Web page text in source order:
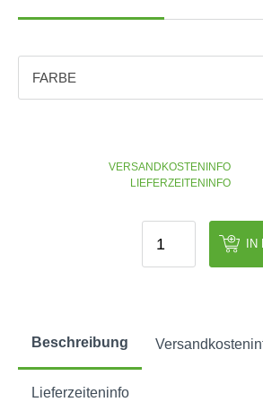
SHAFTS
ACCESSOIRES
MONTAGE
GOLFSCHLÄGER
TROLLIES
BÄLLE
HANDSCHUHE
GOLFKURSE
EVENTS
FARBE
VERSANDKOSTENINFO
LIEFERZEITENINFO
Beschreibung
Lieferzeiteninfo